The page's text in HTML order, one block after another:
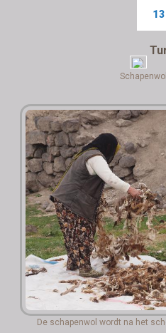
13
De schapenwol wordt na het